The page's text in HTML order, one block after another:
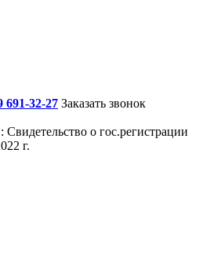
691-32-27 Заказать звонок
о гос.регистрации
г.